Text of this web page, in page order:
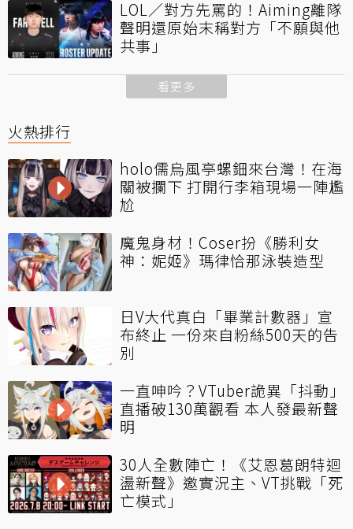
LOL／對方先罵的！Aiming離隊
聲明還原始末稱對方「不願與他
共事」
看更多
火熱排行
holo儒烏風亭螺鈿來台灣！在海
關被攔下 打開行李箱現場一陣尷
尬
魔鬼身材！Coser扮《勝利女
神：妮姬》瑪律恰那泳裝造型
日V大代真白「畢業計數器」宣
布終止 一份來自粉絲500天的告
別
一直呻吟？VTuber詭異「抖動」
直播破130萬觀看 本人發最新聲
明
30人全數陣亡！《艾恩葛朗特迴
盪新聲》邀實況主、VT挑戰「死
亡模式」